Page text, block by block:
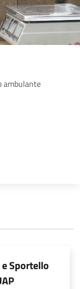
ambulante
Sportello